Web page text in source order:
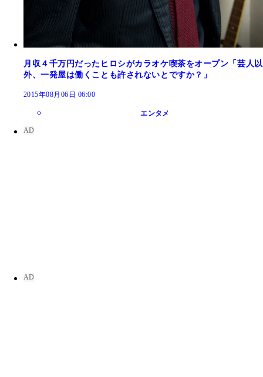
月収４千万円だったヒロシがカラオケ喫茶をオープン「芸人以
外、一発屋は働くことも許されないとですか？」
2015年08月06日 06:00
エンタメ